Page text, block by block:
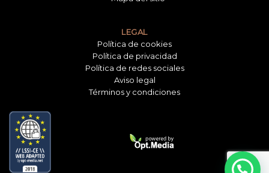
LEGAL
Política de cookies
Política de privacidad
Política de redes sociales
Aviso legal
Términos y condiciones